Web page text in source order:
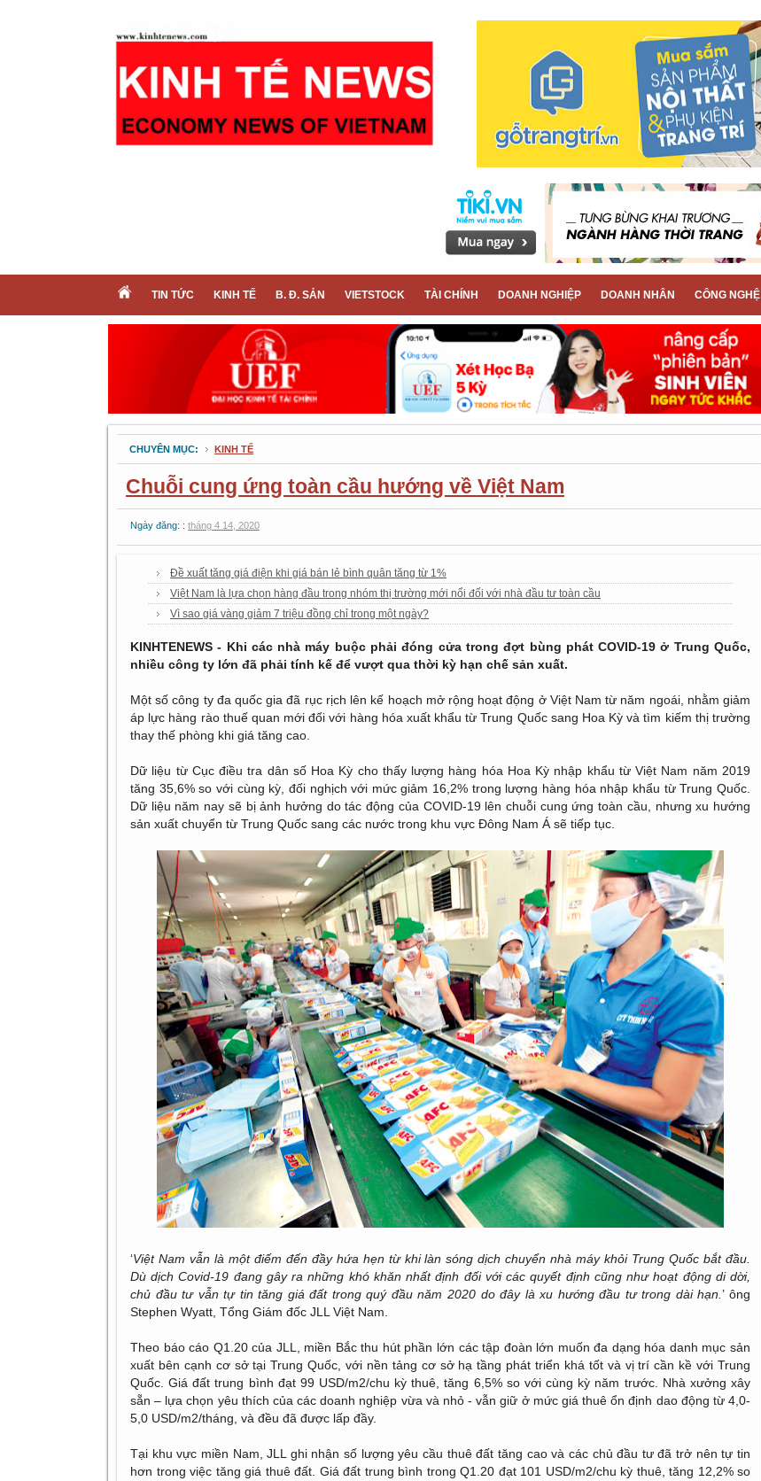
TIN TỨC KINH TẾ B. Đ. SẢN VIETSTOCK TÀI CHÍNH DOANH NGHIỆP DOANH NHÂN CÔNG NGHỆ
CHUYÊN MỤC: KINH TẾ
Chuỗi cung ứng toàn cầu hướng về Việt Nam
Ngày đăng: : tháng 4 14, 2020
Đề xuất tăng giá điện khi giá bán lẻ bình quân tăng từ 1%
Việt Nam là lựa chọn hàng đầu trong nhóm thị trường mới nổi đối với nhà đầu tư toàn cầu
Vì sao giá vàng giảm 7 triệu đồng chỉ trong một ngày?
KINHTENEWS - Khi các nhà máy buộc phải đóng cửa trong đợt bùng phát COVID-19 ở Trung Quốc,
nhiều công ty lớn đã phải tính kế để vượt qua thời kỳ hạn chế sản xuất.
Một số công ty đa quốc gia đã rục rịch lên kế hoạch mở rộng hoạt động ở Việt Nam từ năm ngoái, nhằm giảm
áp lực hàng rào thuế quan mới đối với hàng hóa xuất khẩu từ Trung Quốc sang Hoa Kỳ và tìm kiếm thị trường
thay thế phòng khi giá tăng cao.
Dữ liệu từ Cục điều tra dân số Hoa Kỳ cho thấy lượng hàng hóa Hoa Kỳ nhập khẩu từ Việt Nam năm 2019
tăng 35,6% so với cùng kỳ, đối nghịch với mức giảm 16,2% trong lượng hàng hóa nhập khẩu từ Trung Quốc.
Dữ liệu năm nay sẽ bị ảnh hưởng do tác động của COVID-19 lên chuỗi cung ứng toàn cầu, nhưng xu hướng
sản xuất chuyển từ Trung Quốc sang các nước trong khu vực Đông Nam Á sẽ tiếp tục.
‘Việt Nam vẫn là một điếm đến đầy hứa hẹn từ khi làn sóng dịch chuyển nhà máy khỏi Trung Quốc bắt đầu.
Dù dịch Covid-19 đang gây ra những khó khăn nhất định đối với các quyết định cũng như hoạt động di dời,
chủ đầu tư vẫn tự tin tăng giá đất trong quý đầu năm 2020 do đây là xu hướng đầu tư trong dài hạn. ’ ông
Stephen Wyatt, Tổng Giám đốc JLL Việt Nam.
Theo báo cáo Q1.20 của JLL, miền Bắc thu hút phần lớn các tập đoàn lớn muốn đa dạng hóa danh mục sản
xuất bên cạnh cơ sở tại Trung Quốc, với nền tảng cơ sở hạ tầng phát triển khá tốt và vị trí cần kề với Trung
Quốc. Giá đất trung bình đạt 99 USD/m2/chu kỳ thuê, tăng 6,5% so với cùng kỳ năm trước. Nhà xưởng xây
sẵn – lựa chọn yêu thích của các doanh nghiệp vừa và nhỏ - vẫn giữ ở mức giá thuê ổn định dao động từ 4,0-
5,0 USD/m2/tháng, và đều đã được lấp đầy.
Tại khu vực miền Nam, JLL ghi nhận số lượng yêu cầu thuê đất tăng cao và các chủ đầu tư đã trở nên tự tin
hơn trong việc tăng giá thuê đất. Giá đất trung bình trong Q1.20 đạt 101 USD/m2/chu kỳ thuê, tăng 12,2% so